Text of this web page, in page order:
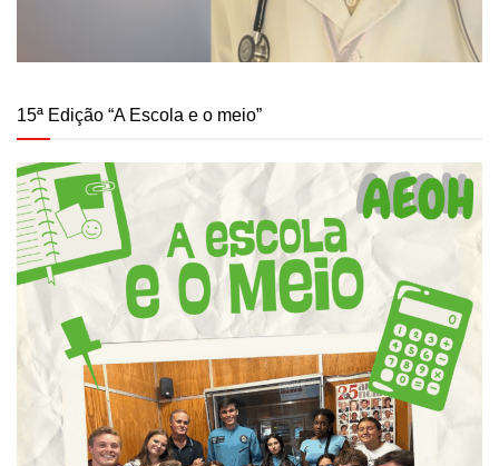
15ª Edição “A Escola e o meio”